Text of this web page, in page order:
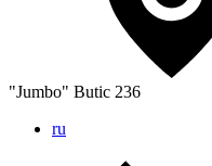
"Jumbo" Butic 236
ru